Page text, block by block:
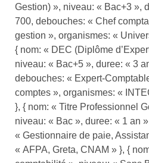
Gestion) », niveau: « Bac+3 »,
700, debouches: « Chef
gestion », organismes: «
{ nom: « DEC (Diplôme
niveau: « Bac+5 », duree: « 3
debouches: « Expert-
comptes », organismes: «
}, { nom: « Titre Professionnel
niveau: « Bac », duree: « 1 an
« Gestionnaire de paie,
« AFPA, Greta, CNAM » }, {